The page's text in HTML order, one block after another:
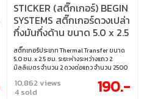
STICKER (สติ๊กเกอร์) BEGIN
SYSTEMS สติ๊กเกอร์ดวงเปล่า
กึ่งมันกึ่งด้าน ขนาด 5.0 x 2.5
ซม. (2,500 ดวง/ม้วน)
สติ๊กเกอร์ประเภท Thermal Transfer ขนาด
5.0 ซม. x 2.5 ซม. ระยะห่างระหว่างแถว 2
มิลลิเมตร จำนวน 2 ดวงต่อแถว จำนวน 2500
10,862 views
4 sold 190.-